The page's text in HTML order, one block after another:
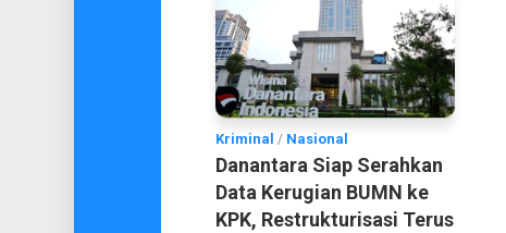
Kriminal / Nasional
Danantara Siap Serahkan
Data Kerugian BUMN ke
KPK, Restrukturisasi Terus